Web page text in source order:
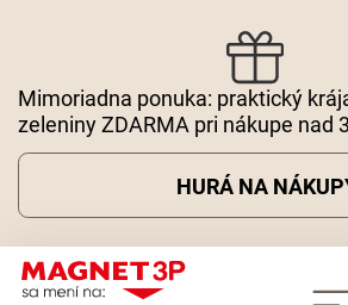
Mimoriadna ponuka: praktický
zeleniny ZDARMA pri nákupe
HURÁ NA